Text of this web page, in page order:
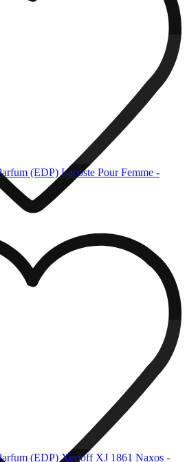
(EDP) Lacoste Pour Femme -
(EDP) Xerjoff XJ 1861 Naxos -